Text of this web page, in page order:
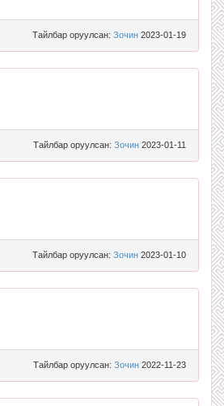
Тайлбар оруулсан: Зочин 2023-01-19
Тайлбар оруулсан: Зочин 2023-01-11
Тайлбар оруулсан: Зочин 2023-01-10
Тайлбар оруулсан: Зочин 2022-11-23